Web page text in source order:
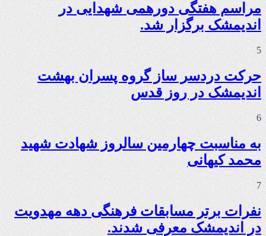
مراسم هفتگی دورهمی شهدایی در
اندیمشک برگزار شد.
5
حرکت دردسر ساز گروه پسران بهشت
اندیمشک در روز قدس
6
به مناسبت چهارمین سالروز شهادت شهید
محمد کیهانی
7
نفرات برتر مسابقات فرهنگی دهه مهدویت
در اندیمشک معرفی شدند.